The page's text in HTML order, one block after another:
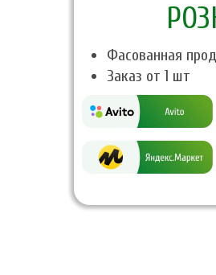
Фасованная
Заказ от 1 шт